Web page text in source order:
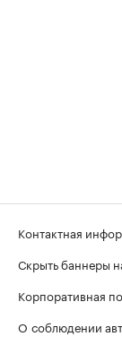
Контактная
Скрыть баннеры
Корпоративная
О соблюдении